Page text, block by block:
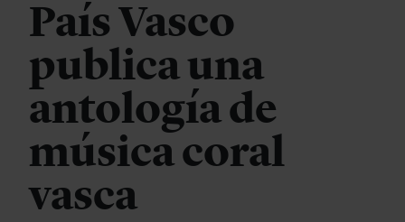
País Vasco
publica una
antología de
música coral
vasca